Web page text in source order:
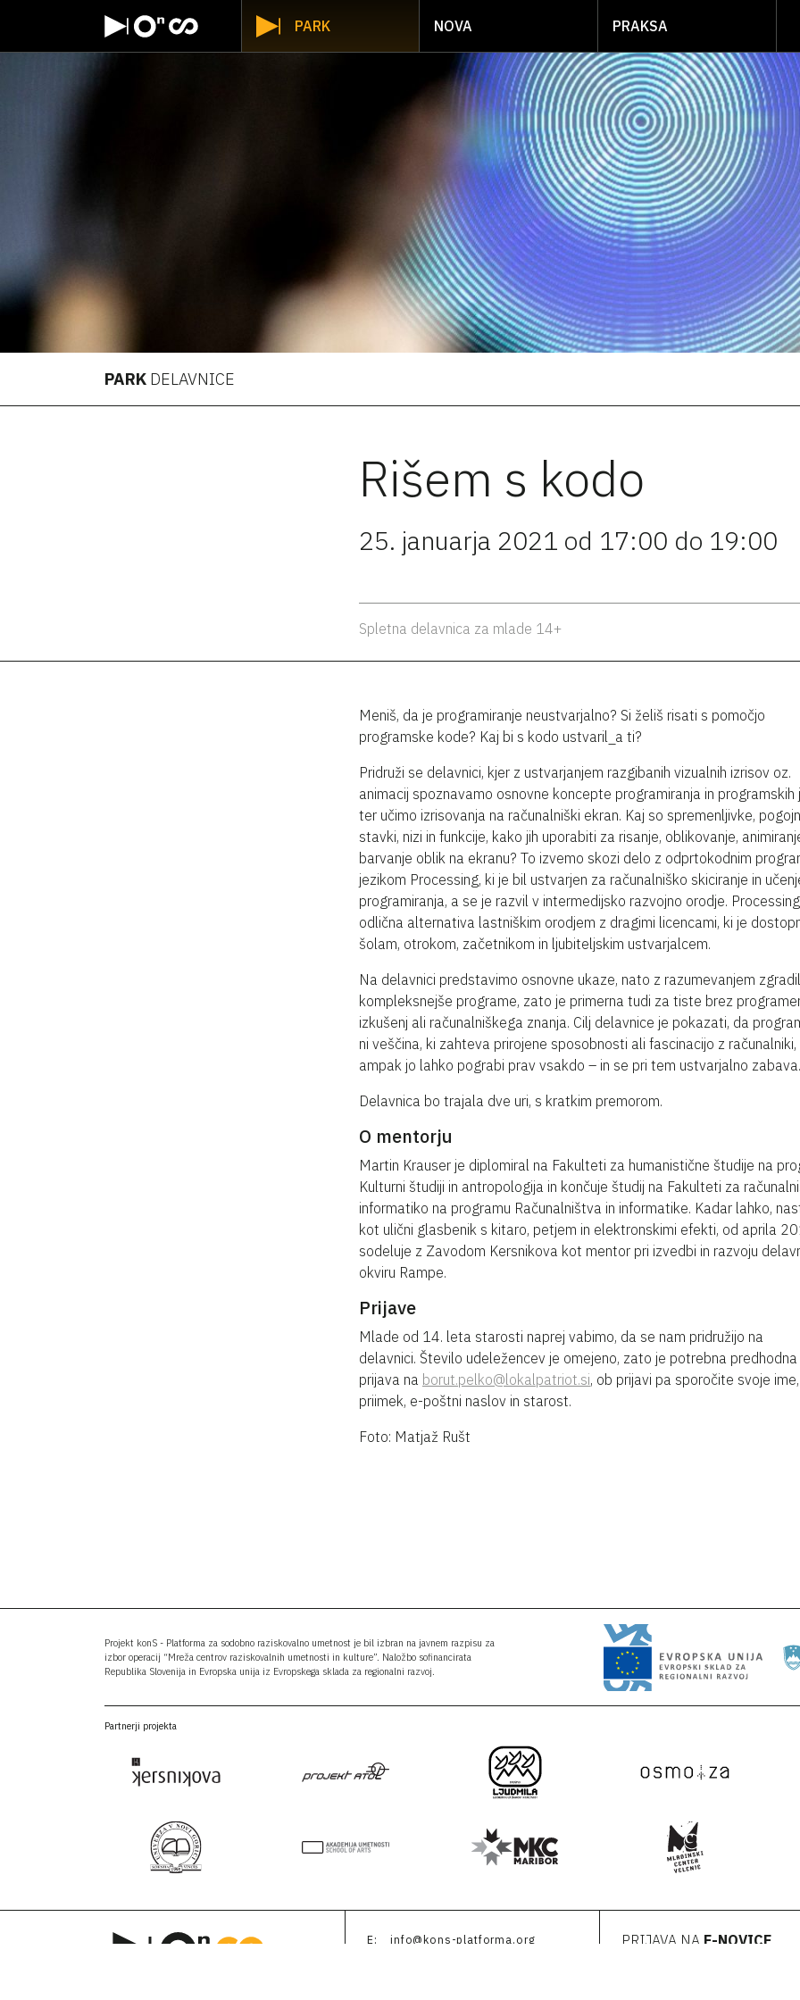
PARK NOVA PRAKSA
PARK DELAVNICE
Rišem s kodo
25. januarja 2021 od 17:00 do 19:00
Spletna delavnica za mlade 14+
Meniš, da je programiranje neustvarjalno? Si želiš risati s pomočjo
programske kode? Kaj bi s kodo ustvaril_a ti?
Pridruži se delavnici, kjer z ustvarjanjem razgibanih vizualnih izrisov oz.
animacij spoznavamo osnovne koncepte programiranja in programskih
ter učimo izrisovanja na računalniški ekran. Kaj so spremenljivke,
stavki, nizi in funkcije, kako jih uporabiti za risanje, oblikovanje,
barvanje oblik na ekranu? To izvemo skozi delo z odprtokodnim
jezikom Processing, ki je bil ustvarjen za računalniško skiciranje in
programiranja, a se je razvil v intermedijsko razvojno orodje.
odlična alternativa lastniškim orodjem z dragimi licencami, ki je
šolam, otrokom, začetnikom in ljubiteljskim ustvarjalcem.
Na delavnici predstavimo osnovne ukaze, nato z razumevanjem
kompleksnejše programe, zato je primerna tudi za tiste brez
izkušenj ali računalniškega znanja. Cilj delavnice je pokazati, da
ni veščina, ki zahteva prirojene sposobnosti ali fascinacijo z računalniki,
ampak jo lahko pograbi prav vsakdo – in se pri tem ustvarjalno zabava.
Delavnica bo trajala dve uri, s kratkim premorom.
O mentorju
Martin Krauser je diplomiral na Fakulteti za humanistične študije na
Kulturni študiji in antropologija in končuje študij na Fakulteti za
informatiko na programu Računalništva in informatike. Kadar lahko,
kot ulični glasbenik s kitaro, petjem in elektronskimi efekti, od aprila
sodeluje z Zavodom Kersnikova kot mentor pri izvedbi in razvoju
okviru Rampe.
Prijave
Mlade od 14. leta starosti naprej vabimo, da se nam pridružijo na
delavnici. Število udeležencev je omejeno, zato je potrebna predhodna
prijava na borut.pelko@lokalpatriot.si, ob prijavi pa sporočite svoje ime,
priimek, e-poštni naslov in starost.
Foto: Matjaž Rušt
Projekt konS - Platforma za sodobno raziskovalno umetnost je bil izbran na javnem razpisu za
izbor operacij “Mreža centrov raziskovalnih umetnosti in kulture”. Naložbo sofinancirata
Republika Slovenija in Evropska unija iz Evropskega sklada za regionalni razvoj.
Partnerji projekta
E:
info@kons-platforma.org
PRIJAVA NA E-NOVICE